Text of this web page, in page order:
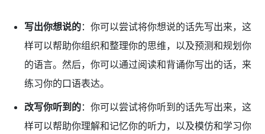
写出你想说的：你可以尝试将你想说的话先写出来，这
样可以帮助你组织和整理你的思维，以及预测和规划你
的语言。然后，你可以通过阅读和背诵你写出的话，来
练习你的口语表达。
改写你听到的：你可以尝试将你听到的话先写出来，这
样可以帮助你理解和记忆你的听力，以及模仿和学习你